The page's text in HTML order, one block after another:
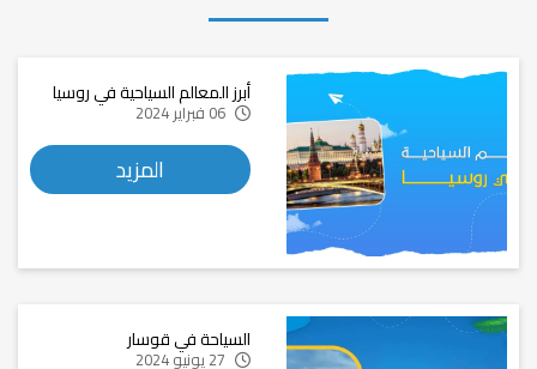
أبرز المعالم السياحية في روسيا
المزيد
السياحة في قوسار